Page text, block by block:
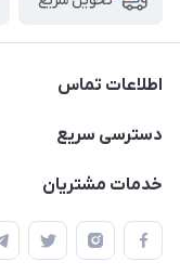
اطلاعات تماس
09120582600
دسترسی سریع
حساب کاربری
لیست محصولات
خدمات مشتریان
قوانین و مقررات
حریم خصوصی